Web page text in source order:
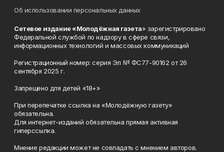
Об использовании персональных данных
Сетевое издание «Молодёжная газета» зарегистрировано
Федеральной службой по надзору в сфере связи,
информационных технологий и массовых коммуникаций
Регистрационный номер: серия Эл № ФС77-90162 от 26
сентября 2025 г.
Запрещено для детей «18+»
При перепечатке ссылка на «Молодёжную газету»
обязательна.
Для интернет-изданий обязательна прямая активная
гиперссылка.
Мнение редакции может не совпадать с мнением авторов.